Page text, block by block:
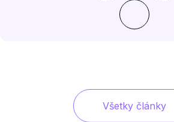
Všetky články